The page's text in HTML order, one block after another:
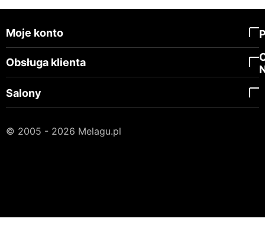
Moje konto
Obsługa klienta
Salony
© 2005 - 2026 Melagu.pl